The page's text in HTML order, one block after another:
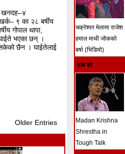
खनदह–४
९ का २८ बर्षीय
गोपाल थापा,
भएका छन् ।
छैन । घाईतेलाई
Older Entries
चक्रेश्वर मेलामा राजेश
हमाल माथी जोकको
बर्षा (भिडियो)
टक शो
Madan Krishna
Shrestha in
Tough Talk